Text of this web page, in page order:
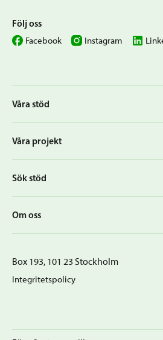
Våra stöd
Våra projekt
Sök stöd
Om oss
Följ oss
Facebook Instagram
Box 193, 101 23 Stockholm
Integritetspolicy